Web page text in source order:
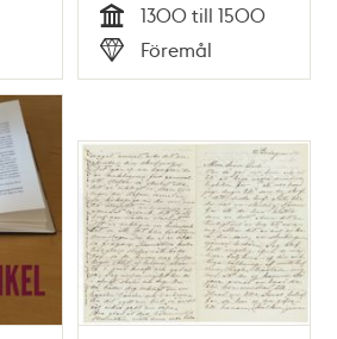
Tid
1300 till 1500
Typ
Föremål